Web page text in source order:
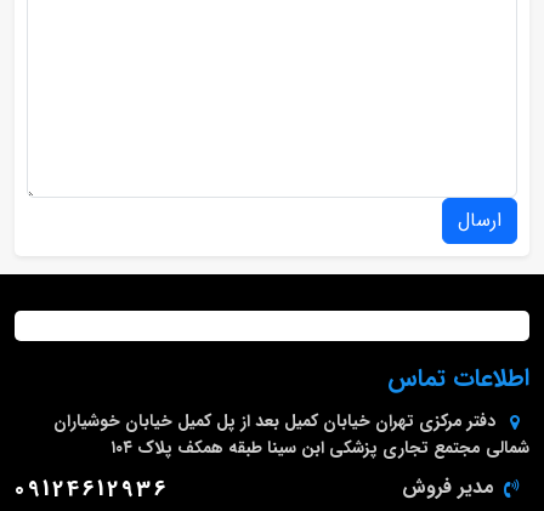
ارسال
اطلاعات تماس
دفتر مرکزی تهران خیابان کمیل بعد از پل کمیل خیابان خوشیاران
شمالی مجتمع تجاری پزشکی ابن سینا طبقه همکف پلاک ۱۰۴
مدیر فروش 09124612936